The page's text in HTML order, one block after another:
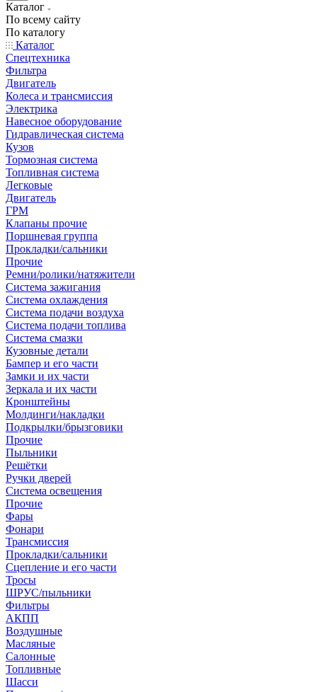
Каталог
По всему сайту
По каталогу
Каталог
Спецтехника
Фильтра
Двигатель
Колеса и трансмиссия
Электрика
Навесное оборудование
Гидравлическая система
Кузов
Тормозная система
Топливная система
Легковые
Двигатель
ГРМ
Клапаны прочие
Поршневая группа
Прокладки/сальники
Прочие
Ремни/ролики/натяжители
Система зажигания
Система охлаждения
Система подачи воздуха
Система подачи топлива
Система смазки
Кузовные детали
Бампер и его части
Замки и их части
Зеркала и их части
Кронштейны
Молдинги/накладки
Подкрылки/брызговики
Прочие
Пыльники
Решётки
Ручки дверей
Система освещения
Прочие
Фары
Фонари
Трансмиссия
Прокладки/сальники
Сцепление и его части
Тросы
ШРУС/пыльники
Фильтры
АКПП
Воздушные
Масляные
Салонные
Топливные
Шасси